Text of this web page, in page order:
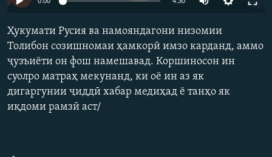
ПАЙГИРӢ КУНЕД
360p
1080p
480p
Ҳукумати Русия ва намояндагони низомии
Толибон созишномаи ҳамкорӣ имзо карданд, аммо
ҷузъиёти он фош намешавад. Коршиносон ин
суолро матраҳ мекунанд, ки оё ин аз як
дигаргунии ҷиддӣ хабар медиҳад ё танҳо як
иқдоми рамзӣ аст/